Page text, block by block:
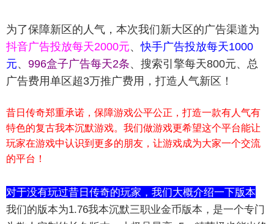
为了保障新区的人气，本次我们新大区的广告渠道为
抖音广告投放每天2000元、快手广告投放每天1000
元、 996盒子广告每天2条、搜索引擎每天800元、总
广告费用单区超3万推广费用，打造人气新区！
昔日传奇郑重承诺，保障游戏公平公正，打造一款有人气有
特色的复古我本沉默游戏。我们做游戏更希望这个平台能让
玩家在游戏中认识到更多的朋友，让游戏成为大家一个交流
的平台！
对于没有玩过昔日传奇的玩家，我们大概介绍一下版本
我们的版本为1.76我本沉默三职业金币版本，是一个专门